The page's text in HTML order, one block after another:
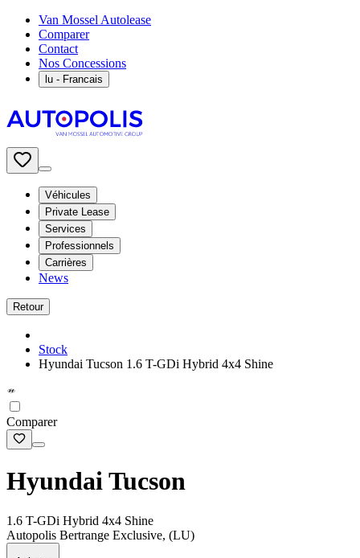
Van Mossel Autolease
Comparer
Contact
Nos Concessions
lu - Francais
Véhicules
Private Lease
Services
Professionnels
Carrières
News
Retour
Stock
Hyundai Tucson 1.6 T-GDi Hybrid 4x4 Shine
Comparer
Hyundai Tucson
1.6 T-GDi Hybrid 4x4 Shine
Autopolis Bertrange Exclusive, (LU)